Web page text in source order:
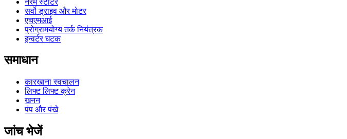
सर्वो ड्राइव और मोटर
एचएमआई
प्रोग्रामयोग्य तर्क नियंत्रक
इन्वर्टर घटक
समाधान
कारखाना स्वचालन
लिफ्ट लिफ्ट क्रेन
खनन
पंप और पंखे
जांच भेजें